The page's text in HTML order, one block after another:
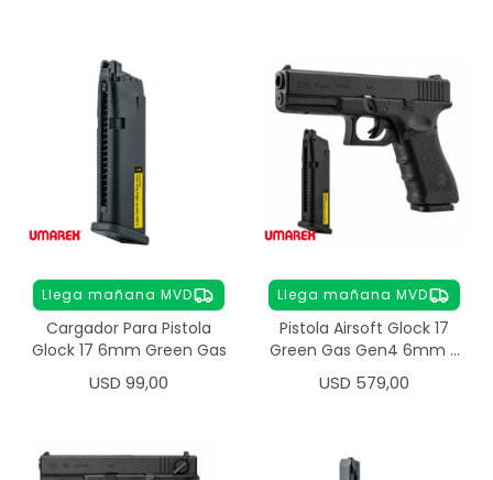
Llega mañana MVD
Cargador Para Pistola
Glock 17 6mm Green Gas
USD 99,00
Llega mañana MVD
Pistola Airsoft Glock 17
Green Gas Gen4 6mm +
Cargador
USD 579,00